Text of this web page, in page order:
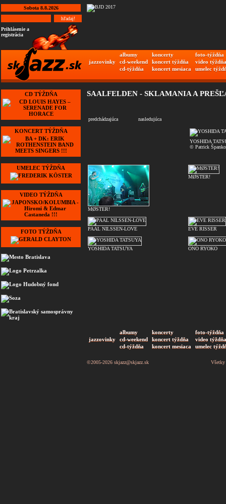
Sobota 8.8.2026
Prihlásenie a
registrácia
jazzovinky
albumy koncerty
foto-týždňa
cd-weekend
koncert týždňa
video týždňa
cd-týždňa
koncert mesiaca umelec
CD TÝŽDŇA
KONCERT TÝŽDŇA
UMELEC TÝŽDŇA
VIDEO TÝŽDŇA
FOTO TÝŽDŇA
SAALFELDEN - SKLAMANIA A
predchádzajúca nasledujúca
YOSHIDA
© Patrick Španko
MØSTER!
MØSTER!
PAAL NILSSEN-LOVE EVE RISSER
YOSHIDA TATSUYA ONO RYOKO
jazzovinky
albumy koncerty
foto-týždňa
cd-weekend
koncert týždňa
video týždňa
cd-týždňa
koncert mesiaca umelec
©2005-2026 skjazz@skjazz.sk Všetky